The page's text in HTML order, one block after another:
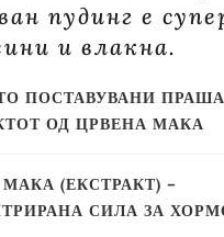
пудинг е
и влакна.
ПОСТАВУВАНИ
ОД ЦРВЕНА МАКА
(ЕКСТРАКТ) –
СИЛА ЗА